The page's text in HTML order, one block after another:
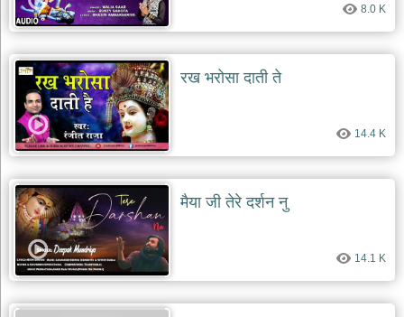
देश
भक्ति
भजन
patriotic
bhajans
खाटू
श्याम
khatu
shaym
bhajans
रानी
सती
दादी
8.0 K
रख भरोसा दाती ते
14.4 K
मैया जी तेरे दर्शन नु
14.1 K